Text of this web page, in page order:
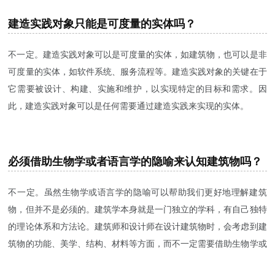
建造实践对象只能是可度量的实体吗？
不一定。建造实践对象可以是可度量的实体，如建筑物，也可以是非
可度量的实体，如软件系统、服务流程等。建造实践对象的关键在于
它需要被设计、构建、实施和维护，以实现特定的目标和需求。因
此，建造实践对象可以是任何需要通过建造实践来实现的实体。
必须借助生物学或者语言学的隐喻来认知建筑物吗？
不一定。虽然生物学或语言学的隐喻可以帮助我们更好地理解建筑
物，但并不是必须的。建筑学本身就是一门独立的学科，有自己独特
的理论体系和方法论。建筑师和设计师在设计建筑物时，会考虑到建
筑物的功能、美学、结构、材料等方面，而不一定需要借助生物学或